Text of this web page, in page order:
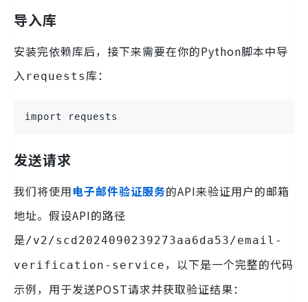
导入库
安装完依赖库后，接下来需要在你的Python脚本中导
入requests库：
import requests
发送请求
我们将使用电子邮件验证服务的API来验证用户的邮箱
地址。假设API的路径
是/v2/scd2024090239273aa6da53/email-
verification-service ，以下是一个完整的代码
示例，用于发送POST请求并获取验证结果：